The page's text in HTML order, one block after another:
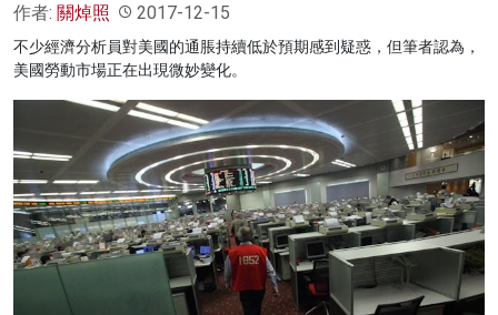
作者: 關焯照 2017-12-15
不少經濟分析員對美國的通脹持續低於預期感到疑惑，但筆者認為，
美國勞動市場正在出現微妙變化。